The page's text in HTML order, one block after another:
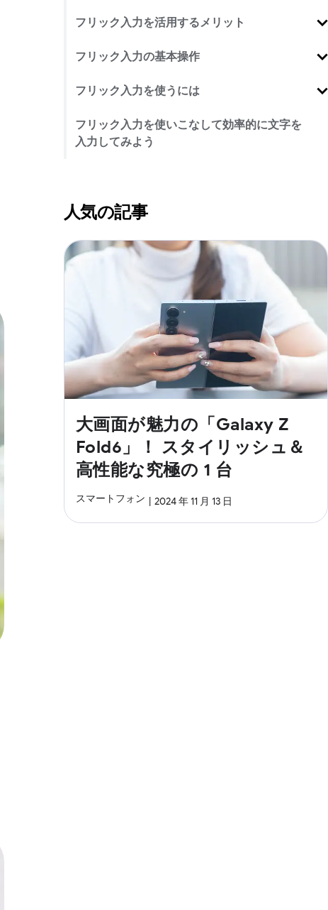
フリック入力を活用するメリット
フリック入力の基本操作
フリック入力を使うには
フリック入力を使いこなして効率的に文字を
入力してみよう
人気の記事
大画面が魅力の「Galaxy Z
Fold6」！ スタイリッシュ＆
高性能な究極の 1 台
スマートフォン 2024 年 11 月 13 日